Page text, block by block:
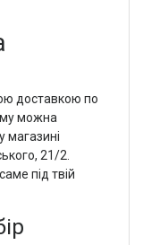
доставкою по
можна
магазині
21/2.
під твій